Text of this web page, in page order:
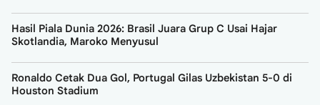
Hasil Piala Dunia 2026: Brasil Juara Grup C Usai Hajar
Skotlandia, Maroko Menyusul
Ronaldo Cetak Dua Gol, Portugal Gilas Uzbekistan 5-0 di
Houston Stadium